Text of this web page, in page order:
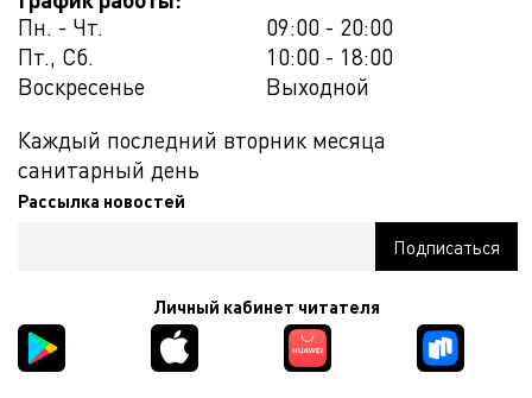
Пн. - Чт.
09:00 - 20:00
Пт., Сб.
10:00 - 18:00
Воскресенье
Выходной
Каждый последний вторник месяца
санитарный день
Рассылка новостей
Личный кабинет читателя